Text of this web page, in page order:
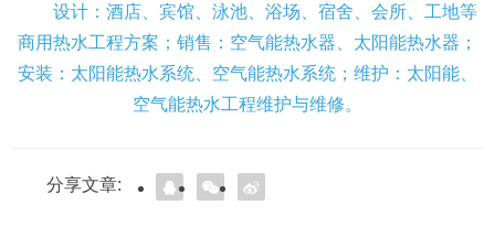
设计：酒店、宾馆、泳池、浴场、宿舍、会所、工地等
商用热水工程方案；销售：空气能热水器、太阳能热水器；
安装：太阳能热水系统、空气能热水系统；维护：太阳能、
空气能热水工程维护与维修。
分享文章: